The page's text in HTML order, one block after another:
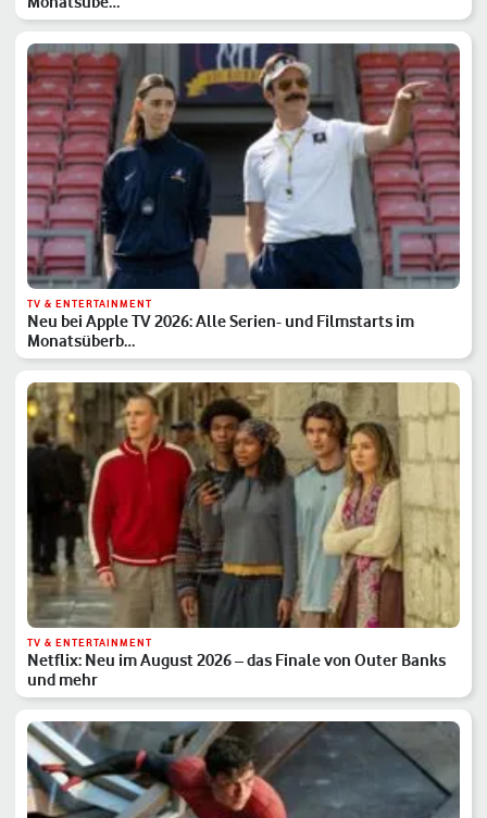
TV & ENTERTAINMENT
Neu bei Apple TV 2026: Alle Serien- und Filmstarts im
Monatsüberb…
TV & ENTERTAINMENT
Netflix: Neu im August 2026 – das Finale von Outer Banks
und mehr